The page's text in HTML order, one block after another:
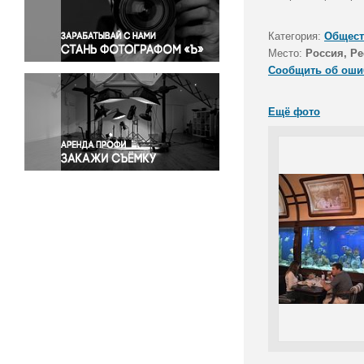
Правосудие
Происшествия и конфликты
Религия
Светская жизнь
Спорт
Экология
Экономика и бизнес
Категория:
Место: Россия,
Сообщить об
Ещё фото